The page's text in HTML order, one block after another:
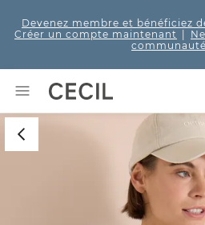
Devenez membre et bénéficiez
Créer un compte maintenant
communauté